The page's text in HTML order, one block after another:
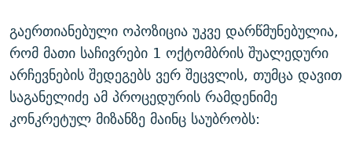
გაერთიანებული ოპოზიცია უკვე დარწმუნებულია,
რომ მათი საჩივრები 1 ოქტომბრის შუალედური
არჩევნების შედეგებს ვერ შეცვლის, თუმცა დავით
საგანელიძე ამ პროცედურის რამდენიმე
კონკრეტულ მიზანზე მაინც საუბრობს: